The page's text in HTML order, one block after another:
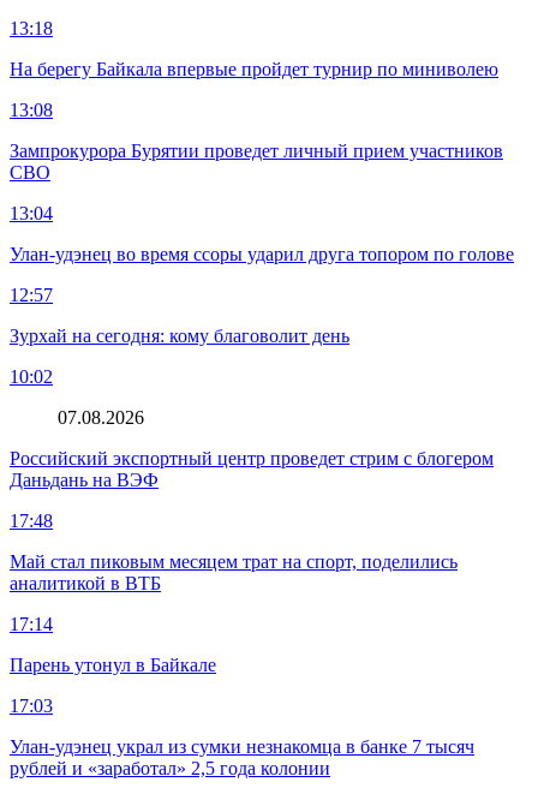
13:18
На берегу Байкала впервые пройдет турнир по миниволею
13:08
Зампрокурора Бурятии проведет личный прием участников
СВО
13:04
Улан-удэнец во время ссоры ударил друга топором по голове
12:57
Зурхай на сегодня: кому благоволит день
10:02
07.08.2026
Российский экспортный центр проведет стрим с блогером
Даньдань на ВЭФ
17:48
Май стал пиковым месяцем трат на спорт, поделились
аналитикой в ВТБ
17:14
Парень утонул в Байкале
17:03
Улан-удэнец украл из сумки незнакомца в банке 7 тысяч
рублей и «заработал» 2,5 года колонии